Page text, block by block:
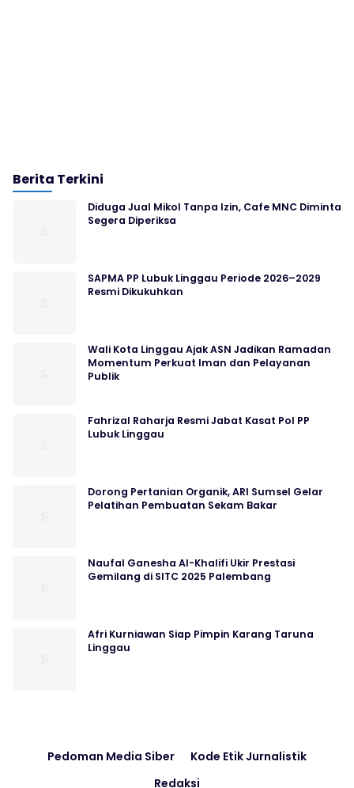
Berita Terkini
Diduga Jual Mikol Tanpa Izin, Cafe MNC Diminta
Segera Diperiksa
SAPMA PP Lubuk Linggau Periode 2026–2029
Resmi Dikukuhkan
Wali Kota Linggau Ajak ASN Jadikan Ramadan
Momentum Perkuat Iman dan Pelayanan
Publik
Fahrizal Raharja Resmi Jabat Kasat Pol PP
Lubuk Linggau
Dorong Pertanian Organik, ARI Sumsel Gelar
Pelatihan Pembuatan Sekam Bakar
Naufal Ganesha Al-Khalifi Ukir Prestasi
Gemilang di SITC 2025 Palembang
Afri Kurniawan Siap Pimpin Karang Taruna
Linggau
Pedoman Media Siber
Kode Etik Jurnalistik
Redaksi